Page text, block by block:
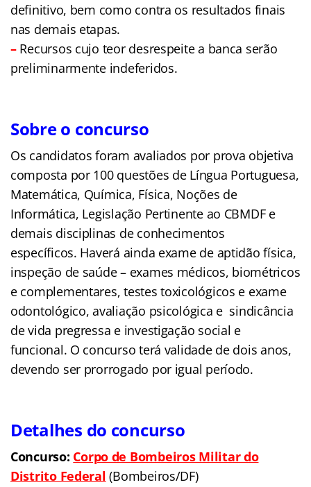
definitivo, bem como contra os resultados finais
nas demais etapas.
– Recursos cujo teor desrespeite a banca serão
preliminarmente indeferidos.
Sobre o concurso
Os candidatos foram avaliados por prova objetiva
composta por 100 questões de Língua Portuguesa,
Matemática, Química, Física, Noções de
Informática, Legislação Pertinente ao CBMDF e
demais disciplinas de conhecimentos
específicos. Haverá ainda exame de aptidão física,
inspeção de saúde – exames médicos, biométricos
e complementares, testes toxicológicos e exame
odontológico, avaliação psicológica e sindicância
de vida pregressa e investigação social e
funcional. O concurso terá validade de dois anos,
devendo ser prorrogado por igual período.
Detalhes do concurso
Concurso: Corpo de Bombeiros Militar do
Distrito Federal (Bombeiros/DF)